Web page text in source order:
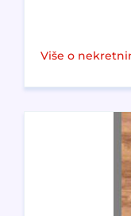
Više o